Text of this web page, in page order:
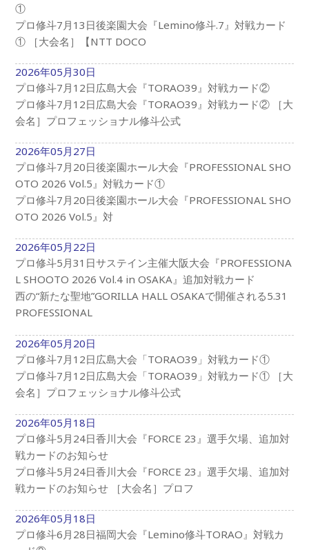
①
プロ修斗7月13日後楽園大会『Lemino修斗.7』対戦カード
① ［大会名］【NTT DOCO
2026年05月30日
プロ修斗7月12日広島大会『TORAO39』対戦カード②
プロ修斗7月12日広島大会『TORAO39』対戦カード② ［大
会名］プロフェッショナル修斗公式
2026年05月27日
プロ修斗7月20日後楽園ホール大会『PROFESSIONAL SHO
OTO 2026 Vol.5』対戦カード①
プロ修斗7月20日後楽園ホール大会『PROFESSIONAL SHO
OTO 2026 Vol.5』対
2026年05月22日
プロ修斗5月31日サステイン主催大阪大会『PROFESSIONA
L SHOOTO 2026 Vol.4 in OSAKA』追加対戦カード
西の“新たな聖地”GORILLA HALL OSAKAで開催される5.31
PROFESSIONAL
2026年05月20日
プロ修斗7月12日広島大会「TORAO39」対戦カード①
プロ修斗7月12日広島大会「TORAO39」対戦カード① ［大
会名］プロフェッショナル修斗公式
2026年05月18日
プロ修斗5月24日香川大会『FORCE 23』選手欠場、追加対
戦カードのお知らせ
プロ修斗5月24日香川大会『FORCE 23』選手欠場、追加対
戦カードのお知らせ ［大会名］プロフ
2026年05月18日
プロ修斗6月28日福岡大会『Lemino修斗TORAO』対戦カ